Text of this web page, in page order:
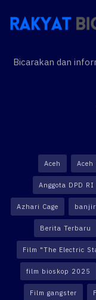
Bicarakan dan
Aceh Aceh
Anggota DPD RI
Azhari Cage banjir
Berita Terbaru
Film "The Electric
film bioskop 2025
Film gangster